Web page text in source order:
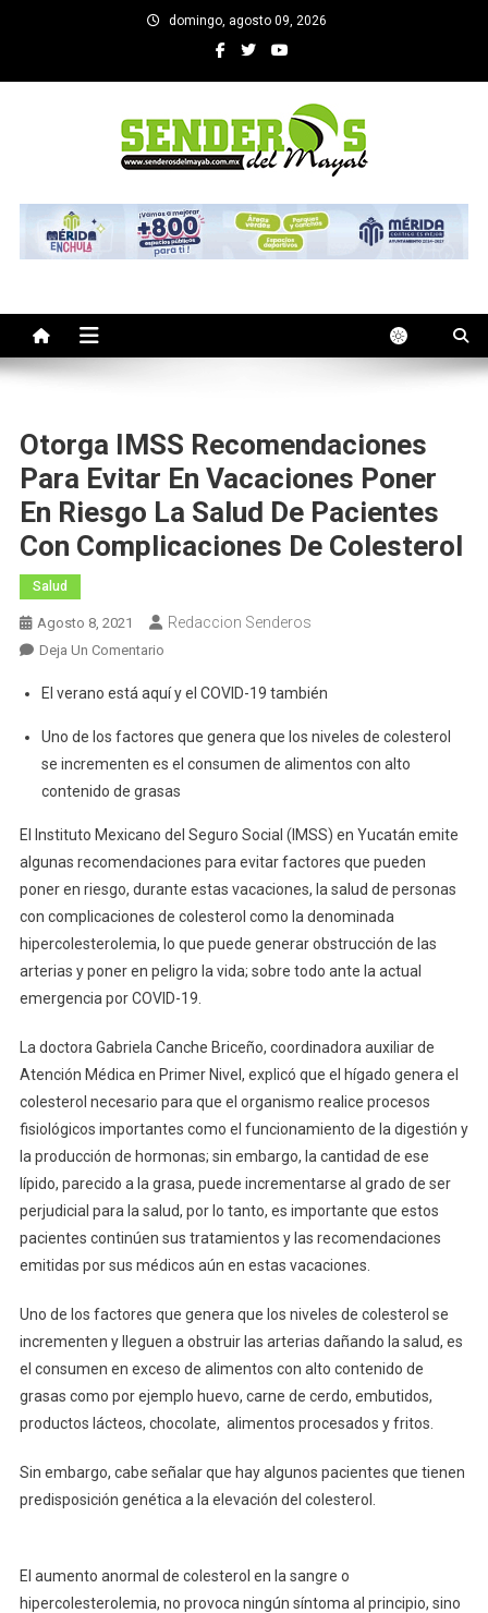
domingo, agosto 09, 2026
SENDEROS DEL MAYAB
Otorga IMSS Recomendaciones
Para Evitar En Vacaciones Poner
En Riesgo La Salud De Pacientes
Con Complicaciones De Colesterol
Salud
Agosto 8, 2021 Redaccion Senderos
Deja Un ComentarioEn
IMSS
Para
Evitar
En
Riesgo
La
Salud
De
Pacientes
Complicaciones
De
Colesterol
El verano está aquí y el COVID-19 también
Uno de los factores que genera que los niveles de colesterol
se incrementen es el consumen de alimentos con alto
contenido de grasas
El Instituto Mexicano del Seguro Social (IMSS) en Yucatán emite
algunas recomendaciones para evitar factores que pueden
poner en riesgo, durante estas vacaciones, la salud de personas
con complicaciones de colesterol como la denominada
hipercolesterolemia, lo que puede generar obstrucción de las
arterias y poner en peligro la vida; sobre todo ante la actual
emergencia por COVID-19.
La doctora Gabriela Canche Briceño, coordinadora auxiliar de
Atención Médica en Primer Nivel, explicó que el hígado genera el
colesterol necesario para que el organismo realice procesos
fisiológicos importantes como el funcionamiento de la digestión y
la producción de hormonas; sin embargo, la cantidad de ese
lípido, parecido a la grasa, puede incrementarse al grado de ser
perjudicial para la salud, por lo tanto, es importante que estos
pacientes continúen sus tratamientos y las recomendaciones
emitidas por sus médicos aún en estas vacaciones.
Uno de los factores que genera que los niveles de colesterol se
incrementen y lleguen a obstruir las arterias dañando la salud, es
el consumen en exceso de alimentos con alto contenido de
grasas como por ejemplo huevo, carne de cerdo, embutidos,
productos lácteos, chocolate, alimentos procesados y fritos.
Sin embargo, cabe señalar que hay algunos pacientes que tienen
predisposición genética a la elevación del colesterol.
El aumento anormal de colesterol en la sangre o
hipercolesterolemia, no provoca ningún síntoma al principio, sino